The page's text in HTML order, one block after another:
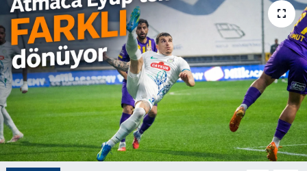
ÇEVRE
Dış Haberler
Dünya
EĞİTİM
EKONOMİ